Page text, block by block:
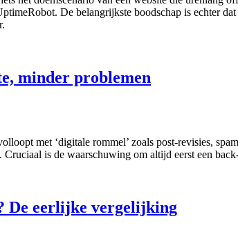
De belangrijkste boodschap is echter
minder problemen
met ‘digitale rommel’ zoals post-revisies,
is de waarschuwing om altijd eerst een
De eerlijke vergelijking